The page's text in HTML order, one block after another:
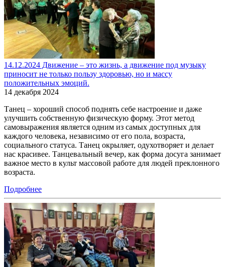
14.12.2024 Движение – это жизнь, а движение под музыку
приносит не только пользу здоровью, но и массу
положительных эмоций.
14 декабря 2024
Танец – хороший способ поднять себе настроение и даже
улучшить собственную физическую форму. Этот метод
самовыражения является одним из самых доступных для
каждого человека, независимо от его пола, возраста,
социального статуса. Танец окрыляет, одухотворяет и делает
нас красивее. Танцевальный вечер, как форма досуга занимает
важное место в культ массовой работе для людей преклонного
возраста.
Подробнее